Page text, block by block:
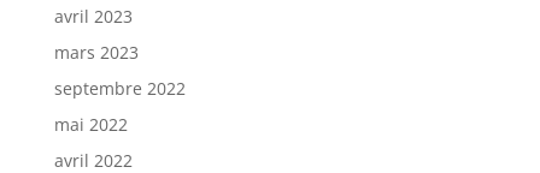
avril 2023
mars 2023
septembre 2022
mai 2022
avril 2022